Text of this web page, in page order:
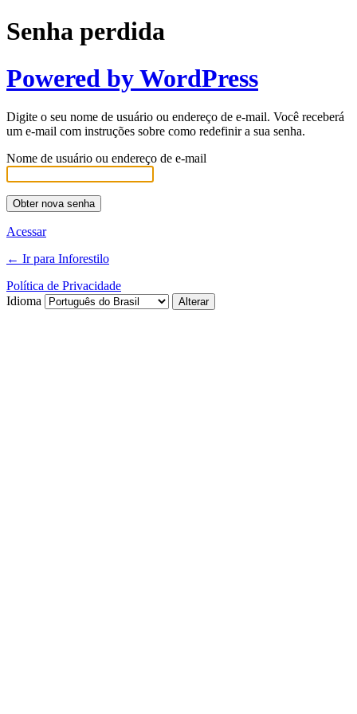
Senha perdida
Powered by WordPress
Digite o seu nome de usuário ou endereço de e-mail. Você receberá
um e-mail com instruções sobre como redefinir a sua senha.
Nome de usuário ou endereço de e-mail
Acessar
← Ir para Inforestilo
Política de Privacidade
Idioma